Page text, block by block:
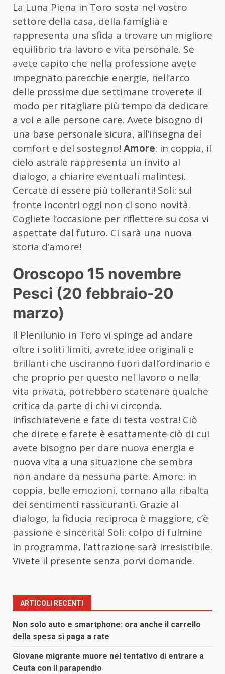
La Luna Piena in Toro sosta nel vostro
settore della casa, della famiglia e
rappresenta una sfida a trovare un migliore
equilibrio tra lavoro e vita personale. Se
avete capito che nella professione avete
impegnato parecchie energie, nell’arco
delle prossime due settimane troverete il
modo per ritagliare più tempo da dedicare
a voi e alle persone care. Avete bisogno di
una base personale sicura, all’insegna del
comfort e del sostegno! Amore: in coppia, il
cielo astrale rappresenta un invito al
dialogo, a chiarire eventuali malintesi.
Cercate di essere più tolleranti! Soli: sul
fronte incontri oggi non ci sono novità.
Cogliete l’occasione per riflettere su cosa vi
aspettate dal futuro. Ci sarà una nuova
storia d’amore!
Oroscopo 15 novembre
Pesci (20 febbraio-20
marzo)
Il Plenilunio in Toro vi spinge ad andare
oltre i soliti limiti, avrete idee originali e
brillanti che usciranno fuori dall’ordinario e
che proprio per questo nel lavoro o nella
vita privata, potrebbero scatenare qualche
critica da parte di chi vi circonda.
Infischiatevene e fate di testa vostra! Ciò
che direte e farete è esattamente ciò di cui
avete bisogno per dare nuova energia e
nuova vita a una situazione che sembra
non andare da nessuna parte. Amore: in
coppia, belle emozioni, tornano alla ribalta
dei sentimenti rassicuranti. Grazie al
dialogo, la fiducia reciproca è maggiore, c’è
passione e sincerità! Soli: colpo di fulmine
in programma, l’attrazione sarà irresistibile.
Vivete il presente senza porvi domande.
ARTICOLI RECENTI
Non solo auto e smartphone: ora anche il carrello
della spesa si paga a rate
Giovane migrante muore nel tentativo di entrare a
Ceuta con il parapendio